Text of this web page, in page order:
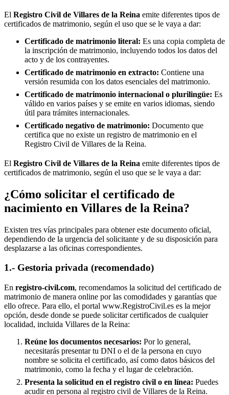
El Registro Civil de Villares de la Reina emite diferentes tipos de
certificados de matrimonio, según el uso que se le vaya a dar:
Certificado de matrimonio literal: Es una copia completa de
la inscripción de matrimonio, incluyendo todos los datos del
acto y de los contrayentes.
Certificado de matrimonio en extracto: Contiene una
versión resumida con los datos esenciales del matrimonio.
Certificado de matrimonio internacional o plurilingüe: Es
válido en varios países y se emite en varios idiomas, siendo
útil para trámites internacionales.
Certificado negativo de matrimonio: Documento que
certifica que no existe un registro de matrimonio en el
Registro Civil de Villares de la Reina.
El Registro Civil de Villares de la Reina emite diferentes tipos de
certificados de matrimonio, según el uso que se le vaya a dar:
¿Cómo solicitar el certificado de
nacimiento en Villares de la Reina?
Existen tres vías principales para obtener este documento oficial,
dependiendo de la urgencia del solicitante y de su disposición para
desplazarse a las oficinas correspondientes.
1.- Gestoria privada (recomendado)
En registro-civil.com, recomendamos la solicitud del certificado de
matrimonio de manera online por las comodidades y garantías que
ello ofrece. Para ello, el portal www.RegistroCivil.es es la mejor
opción, desde donde se puede solicitar certificados de cualquier
localidad, incluida Villares de la Reina:
Reúne los documentos necesarios: Por lo general,
necesitarás presentar tu DNI o el de la persona en cuyo
nombre se solicita el certificado, así como datos básicos del
matrimonio, como la fecha y el lugar de celebración.
Presenta la solicitud en el registro civil o en línea: Puedes
acudir en persona al registro civil de Villares de la Reina.